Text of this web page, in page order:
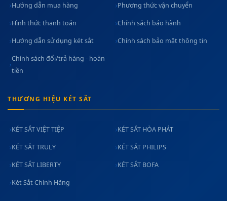
Hướng dẫn mua hàng Phương thức vận chuyển
Hình thức thanh toán Chính sách bảo hành
Hướng dẫn sử dụng két sắt Chính sách bảo mật thông tin
Chính sách đổi/trả hàng - hoàn
tiền
THƯƠNG HIỆU KÉT SẮT
KÉT SẮT VIỆT TIỆP KÉT SẮT HÒA PHÁT
KÉT SẮT TRULY KÉT SẮT PHILIPS
KÉT SẮT LIBERTY KÉT SẮT BOFA
Két Sắt Chính Hãng